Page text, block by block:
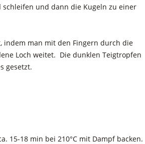
und dann die Kugeln zu einer
indem man mit den Fingern durch die
Loch weitet. Die dunklen Teigtropfen
gesetzt.
15-18 min bei 210°C mit Dampf backen.